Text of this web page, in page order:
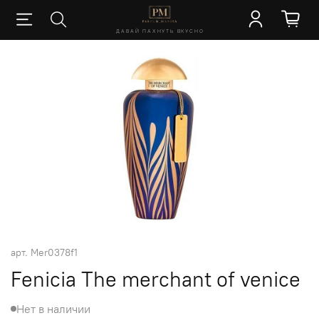
ДАВАЙ ПАХНУТЬ ВКУСНО
арт. Mer0378f1
Fenicia The merchant of venice
Нет в наличии